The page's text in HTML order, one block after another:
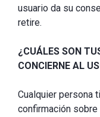
usuario da su
retire.
¿CUÁLES SON
CONCIERNE AL
Cualquier persona
confirmación sobre